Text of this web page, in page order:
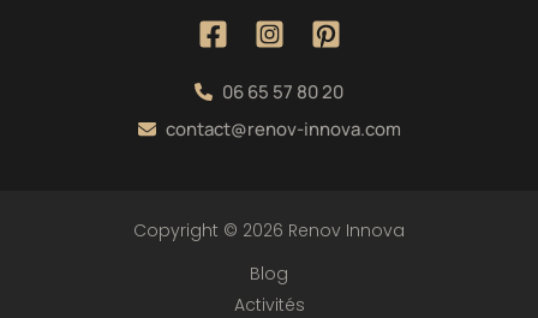
06 65 57 80 20
contact@renov-innova.com
Copyright © 2026 Renov Innova
Blog
Activités